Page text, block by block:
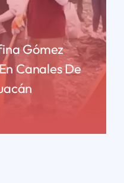
Gómez
Canales De